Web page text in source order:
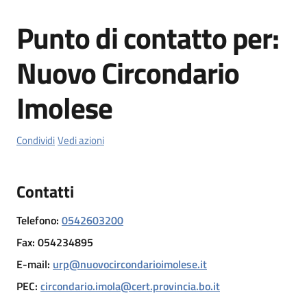
Novità
Servizi
Vivere
Borgo
Tossignano
Servizi
line
Salta al contenuto
Punto di contatto per:
Nuovo Circondario
Imolese
CondividiVedi azioni
Contatti
Telefono: 0542603200
Fax: 054234895
E-mail: urp@nuovocircondarioimolese.it
PEC: circondario.imola@cert.provincia.bo.it